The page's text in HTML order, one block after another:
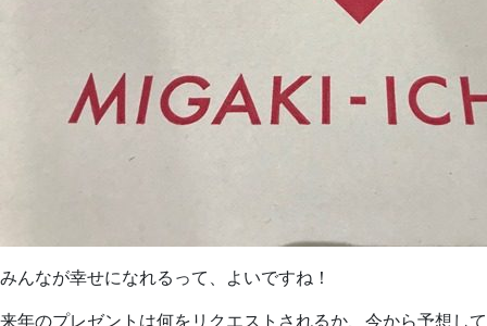
みんなが幸せになれるって、よいですね！
来年のプレゼントは何をリクエストされるか、今から予想して